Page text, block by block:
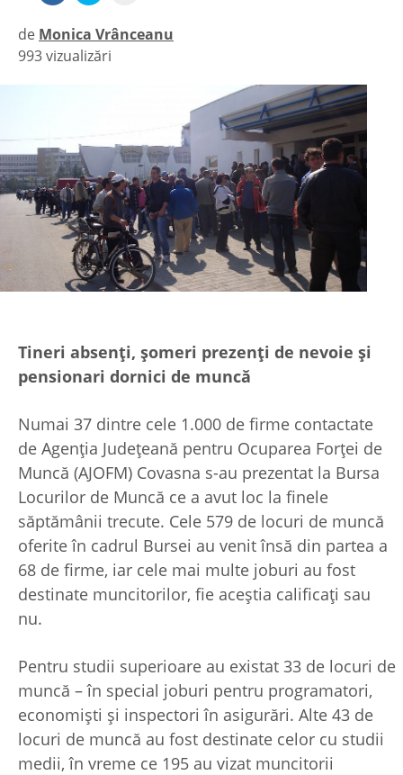
de Monica Vrânceanu
|
993 vizualizări
Tineri absenți, șomeri prezenți de nevoie și
pensionari dornici de muncă
Numai 37 dintre cele 1.000 de firme contactate
de Agenția Județeană pentru Ocuparea Forței de
Muncă (AJOFM) Covasna s-au prezentat la Bursa
Locurilor de Muncă ce a avut loc la finele
săptămânii trecute. Cele 579 de locuri de muncă
oferite în cadrul Bursei au venit însă din partea a
68 de firme, iar cele mai multe joburi au fost
destinate muncitorilor, fie aceștia calificați sau
nu.
Pentru studii superioare au existat 33 de locuri de
muncă – în special joburi pentru programatori,
economiști și inspectori în asigurări. Alte 43 de
locuri de muncă au fost destinate celor cu studii
medii, în vreme ce 195 au vizat muncitorii